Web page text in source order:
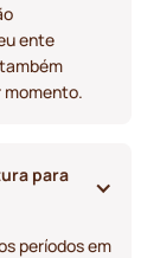
ente
momento.
para
períodos em